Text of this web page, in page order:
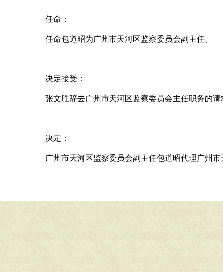
任命：
任命包道昭为广州市天河区监察委员会副主任。
决定接受：
张文胜辞去广州市天河区监察委员会主任职务的请
决定：
广州市天河区监察委员会副主任包道昭代理广州